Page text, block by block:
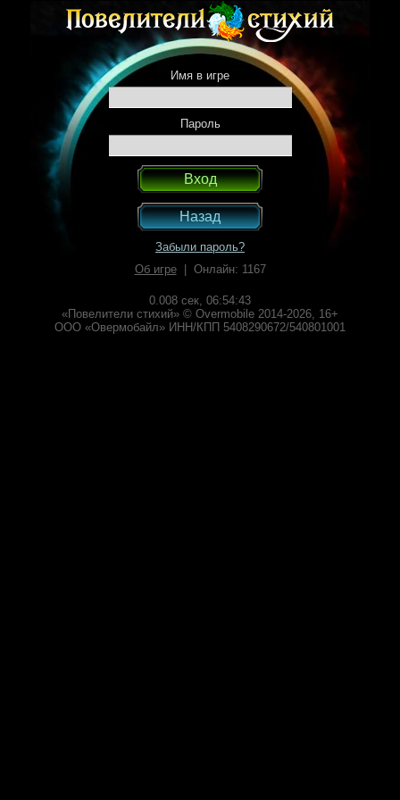
Имя в игре
Пароль
Назад
Забыли пароль?
Об игре| Онлайн: 1167
0.008 сек, 06:54:43
«Повелители стихий» © Overmobile 2014-2026, 16+
ООО «Овермобайл» ИНН/КПП 5408290672/540801001